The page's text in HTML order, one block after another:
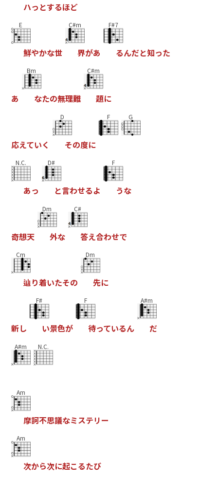
ハっ とするほど
E
鮮やかな世
C#m
界があ
F#7
るんだと知った
あ
Bm
なたの無理難
C#m
題に
応えていく
D
その度に
F G
N.C.
あっ
D#
と言わせるよ
F
うな
奇想天
Dm
外な
C#
答え合わせで
Cm
辿り着いたその
Dm
先に
新し
F#
い景色が
F
待っているん
A#m
だ
A#m N.C.
Am
摩訶不思議なミステリー
Am
次から次に起こるたび